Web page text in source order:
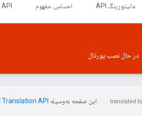
مانیتورینگ API احساس، مفهوم API ها
در حال نصب پورتال
این صفحه به‌وسیله